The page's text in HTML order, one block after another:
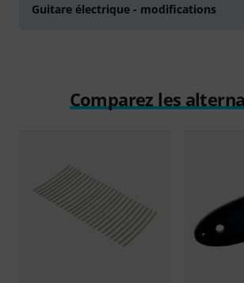
Guitare électrique - modifications
Comparez les